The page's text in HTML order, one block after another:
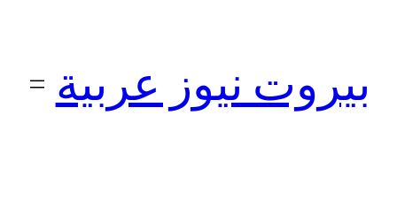
بيروت نيوز عربية